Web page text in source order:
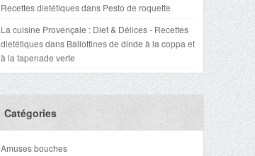
Recettes dietétiquesdans Pesto de roquette
La cuisine Provençale : Diet & Délices - Recettes
dietétiquesdans Ballottines de dinde à la coppa et
à la tapenade verte
Catégories
Amuses bouches